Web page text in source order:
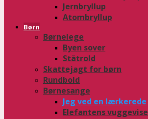
Jernbryllup
Atombryllup
Børn
Børnelege
Byen sover
Ståtrold
Skattejagt for børn
Rundbold
Børnesange
Jeg ved en lærkerede
Elefantens vuggevise